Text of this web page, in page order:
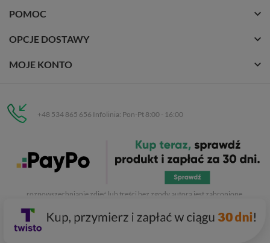
POMOC
OPCJE DOSTAWY
MOJE KONTO
+48 534 865 656 Infolinia: Pon-Pt 8:00 - 16:00
C.H. Respan, Rejtana 53a/250
35-326 Rzeszów
. Kopiowanie, przetwarzanie,
rozpowszechnianie zdjęć lub treści bez zgody autora jest zabronione.